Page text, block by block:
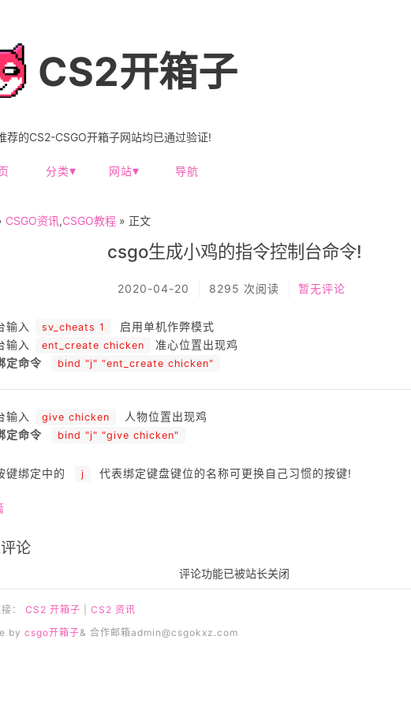
CS2开箱子
荐的CS2-CSGO开箱子网站均已通过验证!
分类 网站 导航
CSGO资讯,CSGO教程 » 正文
csgo生成小鸡的指令控制台命令!
2020-04-20 8295 次阅读 暂无评论
输入 sv_cheats 1
启用单机作弊模式
输入
ent_create chicken
准心位置出现鸡
定命令
bind "j" "ent_create chicken"
输入 give chicken
人物位置出现鸡
定命令
bind "j" "give chicken"
键绑定中的 j 代表绑定键盘键位的名称可更换自己习惯的按键!
论
评论功能已被站长关闭
接：CS2 开箱子 |CS2 资讯
bycsgo开箱子& 合作邮箱admin@csgokxz.com